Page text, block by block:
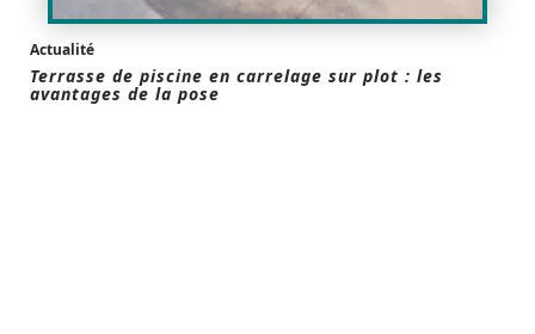
Actualité
Terrasse de piscine en carrelage sur plot : les
avantages de la pose